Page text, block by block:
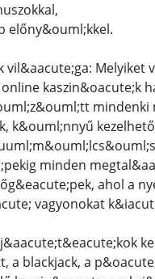
előny&ouml;kkel.
Melyiket
kaszin&oacute;k
k&ouml;nnyű
minden
ahol a
vagyonokat
blackjack, a